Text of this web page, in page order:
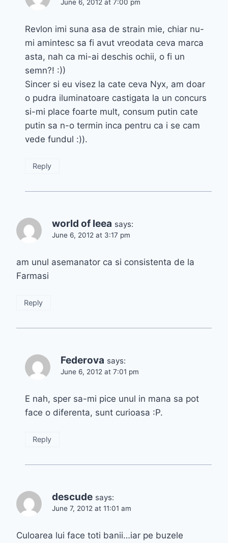
June 6, 2012 at 7:00 pm
Revlon imi suna asa de strain mie, chiar nu-
mi amintesc sa fi avut vreodata ceva marca
asta, nah ca mi-ai deschis ochii, o fi un
semn?! :))
Sincer si eu visez la cate ceva Nyx, am doar
o pudra iluminatoare castigata la un concurs
si-mi place foarte mult, consum putin cate
putin sa n-o termin inca pentru ca i se cam
vede fundul :)).
Reply
world of leea says:
June 6, 2012 at 3:17 pm
am unul asemanator ca si consistenta de la
Farmasi
Reply
Federova says:
June 6, 2012 at 7:01 pm
E nah, sper sa-mi pice unul in mana sa pot
face o diferenta, sunt curioasa :P.
Reply
descude says:
June 7, 2012 at 11:01 am
Culoarea lui face toti banii…iar pe buzele